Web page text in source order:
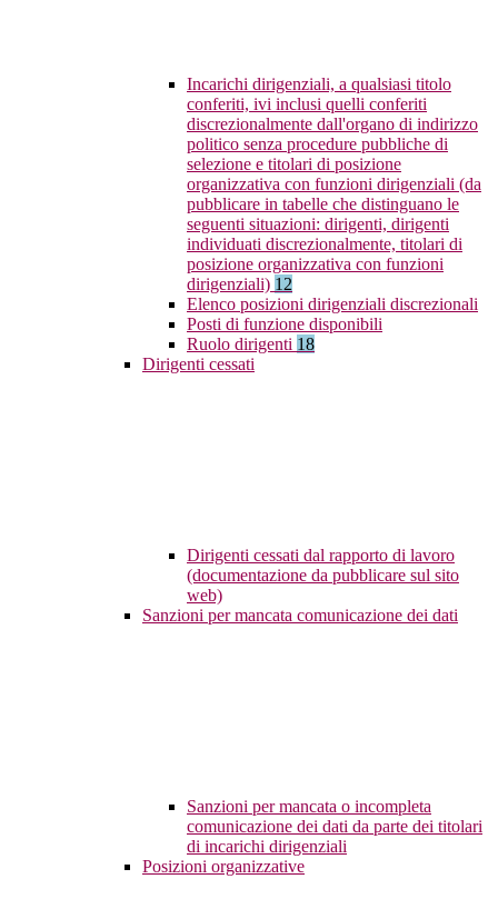
Incarichi dirigenziali, a qualsiasi titolo
conferiti, ivi inclusi quelli conferiti
discrezionalmente dall'organo di indirizzo
politico senza procedure pubbliche di
selezione e titolari di posizione
organizzativa con funzioni dirigenziali (da
pubblicare in tabelle che distinguano le
seguenti situazioni: dirigenti, dirigenti
individuati discrezionalmente, titolari di
posizione organizzativa con funzioni
dirigenziali) 12
Elenco posizioni dirigenziali discrezionali
Posti di funzione disponibili
Ruolo dirigenti 18
Dirigenti cessati
Dirigenti cessati dal rapporto di lavoro
(documentazione da pubblicare sul sito
web)
Sanzioni per mancata comunicazione dei dati
Sanzioni per mancata o incompleta
comunicazione dei dati da parte dei titolari
di incarichi dirigenziali
Posizioni organizzative